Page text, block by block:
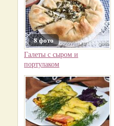
8 фото
Галеты с сыром и
портулаком